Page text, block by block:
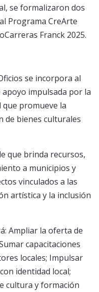
se formalizaron dos
Programa CreArte
Franck 2025.
se incorpora al
impulsada por la
promueve la
de bienes culturales
que brinda recursos,
a municipios y
vinculados a las
artística y la inclusión
Ampliar la oferta de
capacitaciones
locales; Impulsar
identidad local;
cultura y formación